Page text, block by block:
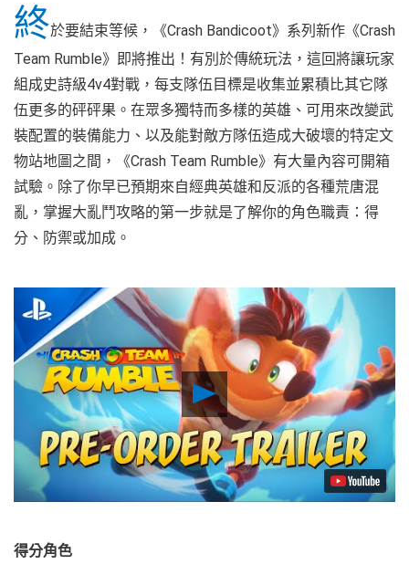
終於要結束等候，《Crash Bandicoot》系列新作《Crash
Team Rumble》即將推出！有別於傳統玩法，這回將讓玩家
組成史詩級4v4對戰，每支隊伍目標是收集並累積比其它隊
伍更多的砰砰果。在眾多獨特而多樣的英雄、可用來改變武
裝配置的裝備能力、以及能對敵方隊伍造成大破壞的特定文
物站地圖之間，《Crash Team Rumble》有大量內容可開箱
試驗。除了你早已預期來自經典英雄和反派的各種荒唐混
亂，掌握大亂鬥攻略的第一步就是了解你的角色職責：得
分、防禦或加成。
Play
Video
得分角色